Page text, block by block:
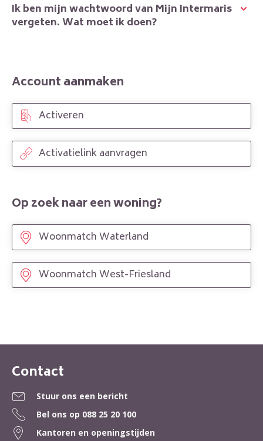
Ik ben mijn wachtwoord van Mijn Intermaris
vergeten. Wat moet ik doen?
Account aanmaken
Activeren
Activatielink aanvragen
Op zoek naar een woning?
Woonmatch Waterland
Woonmatch West-Friesland
Contactinformatie
Contact
Stuur ons een bericht
Bel ons op 088 25 20 100
Kantoren en openingstijden